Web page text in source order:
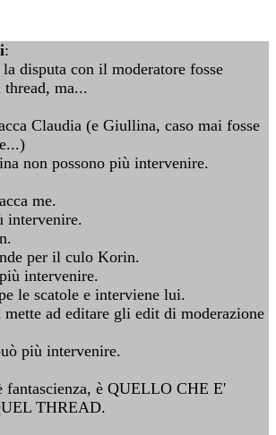
:
la disputa con il moderatore fosse
ma...
Claudia (e Giullina, caso mai fosse
non possono più intervenire.
me.
intervenire.
per il culo Korin.
intervenire.
le scatole e interviene lui.
ad editare gli edit di moderazione
più intervenire.
fantascienza, è QUELLO CHE E'
THREAD.